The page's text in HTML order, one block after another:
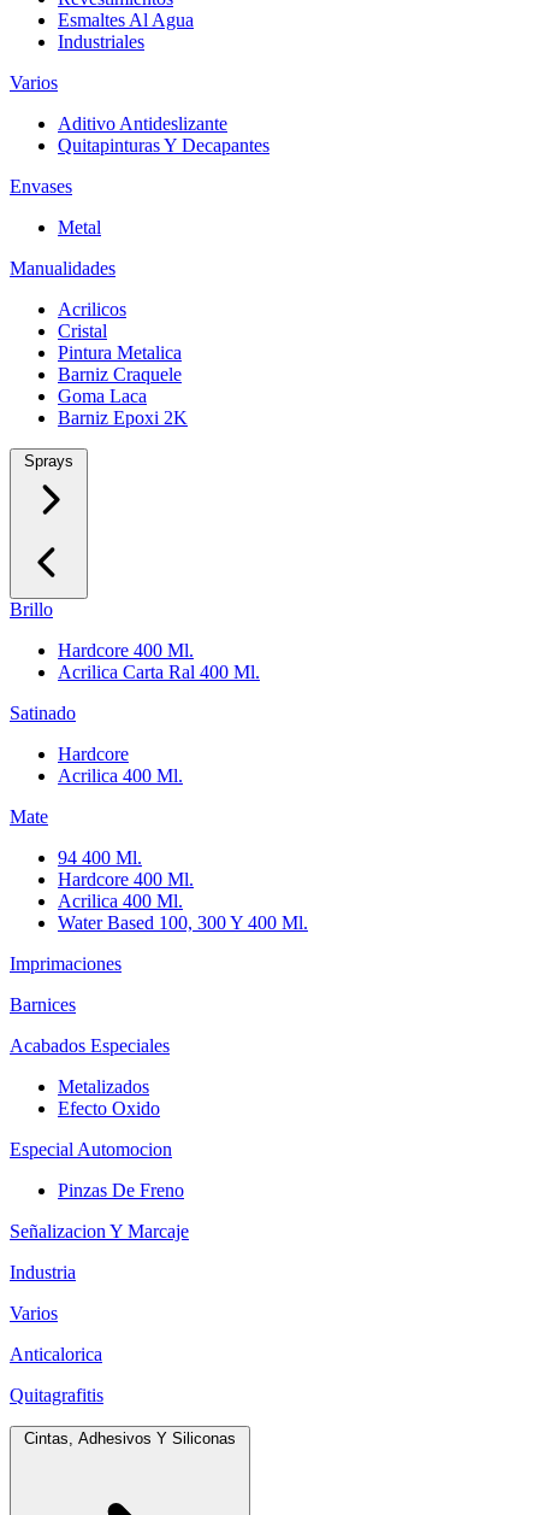
Esmaltes Al Agua
Industriales
Varios
Aditivo Antideslizante
Quitapinturas Y Decapantes
Envases
Metal
Manualidades
Acrilicos
Cristal
Pintura Metalica
Barniz Craquele
Goma Laca
Barniz Epoxi 2K
Sprays
Brillo
Hardcore 400 Ml.
Acrilica Carta Ral 400 Ml.
Satinado
Hardcore
Acrilica 400 Ml.
Mate
94 400 Ml.
Hardcore 400 Ml.
Acrilica 400 Ml.
Water Based 100, 300 Y 400 Ml.
Imprimaciones
Barnices
Acabados Especiales
Metalizados
Efecto Oxido
Especial Automocion
Pinzas De Freno
Señalizacion Y Marcaje
Industria
Varios
Anticalorica
Quitagrafitis
Cintas, Adhesivos Y Siliconas